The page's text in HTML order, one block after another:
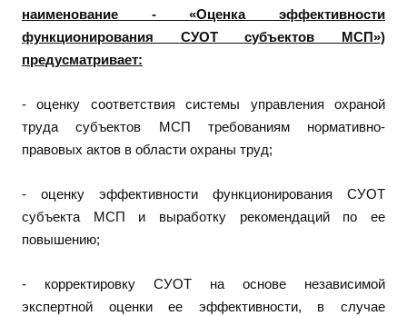
наименование - «Оценка эффективности
функционирования СУОТ субъектов МСП»)
предусматривает:
- оценку соответствия системы управления охраной
труда субъектов МСП требованиям нормативно-
правовых актов в области охраны труд;
- оценку эффективности функционирования СУОТ
субъекта МСП и выработку рекомендаций по ее
повышению;
- корректировку СУОТ на основе независимой
экспертной оценки ее эффективности, в случае